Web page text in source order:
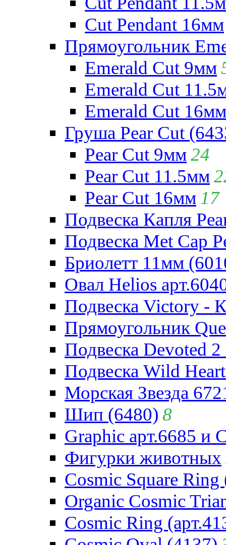
Cut Pendant 16мм
Прямоугольник
Emerald Cut 9мм
Emerald Cut
Emerald Cut 16мм
Груша Pear Cut
Pear Cut 9мм24
Pear Cut 11.5мм
Pear Cut 16мм 17
Подвеска Капля
Подвеска Met Cap
Бриолетт 11мм
Овал Helios
Подвеска Victory -
Прямоугольник
Подвеска Devoted
Подвеска Wild
Морская Звезда
Шип (6480) 8
Graphic арт.6685 и
Фигурки животных
Cosmic Square Ring
Organic Cosmic
Cosmic Ring